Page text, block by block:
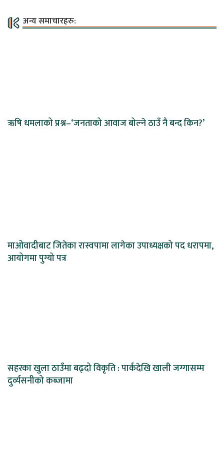
अन्य समाचारहरु:
ऋषि धमलाको प्रश्न–‘जनताको आवाज बोल्ने ठाउँ नै बन्द किन?’
माओवादीबाट जितेका रास्वपामा लागेका उपाध्यक्षको पद धरापमा,
आयोगमा पुग्यो पत्र
सहरका खुला ठाउँमा बढ्दो विकृति : पार्कदेखि खाली जग्गासम्म
दुर्व्यसनीको कब्जामा